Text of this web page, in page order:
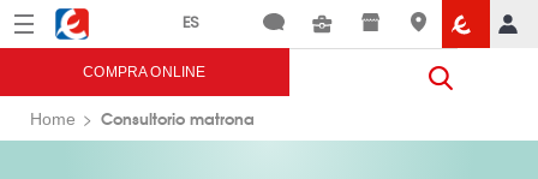
Menú Eroski
COMPRA ONLINE
Home Consultorio matrona